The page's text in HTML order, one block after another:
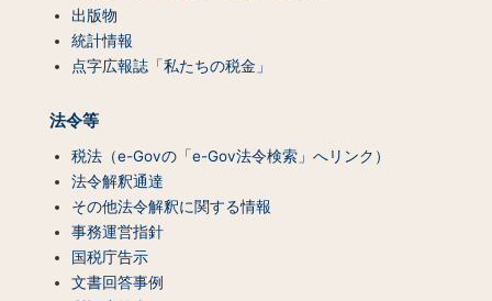
出版物
統計情報
点字広報誌「私たちの税金」
法令等
税法（e-Govの「e-Gov法令検索」へリンク）
法令解釈通達
その他法令解釈に関する情報
事務運営指針
国税庁告示
文書回答事例